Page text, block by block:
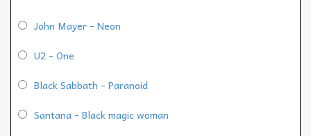
John Mayer - Neon
U2 - One
Black Sabbath - Paranoid
Santana - Black magic woman